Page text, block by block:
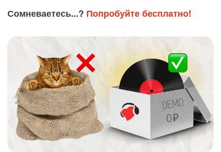
Сомневаетесь...? Попробуйте бесплатно!